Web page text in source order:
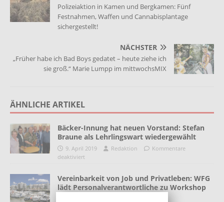
Polizeiaktion in Kamen und Bergkamen: Fünf
Festnahmen, Waffen und Cannabisplantage
sichergestellt!
NÄCHSTER
„Früher habe ich Bad Boys gedatet – heute ziehe ich
sie groß.“ Marie Lumpp im mittwochsMIX
ÄHNLICHE ARTIKEL
Bäcker-Innung hat neuen Vorstand: Stefan
Braune als Lehrlingswart wiedergewählt
9. April 2019 Redaktion
Kommentare
deaktiviert
Vereinbarkeit von Job und Privatleben: WFG
lädt Personalverantwortliche zu Workshop